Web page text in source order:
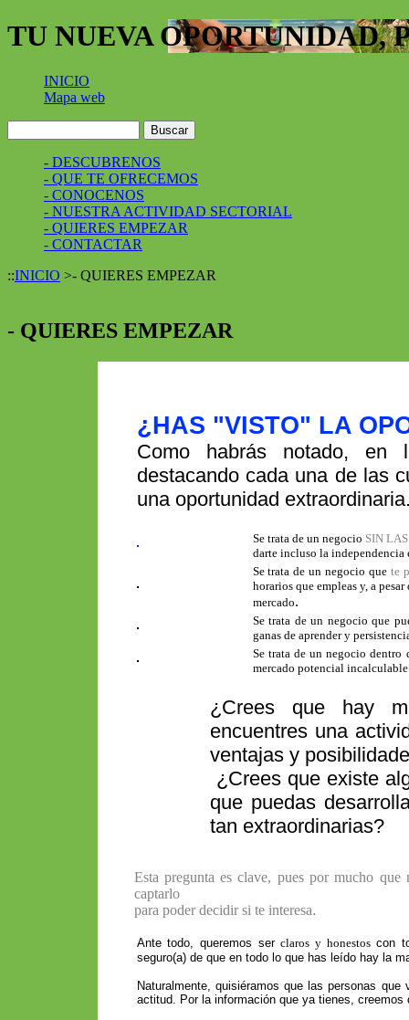
TU NUEVA OPORTUNIDAD,
INICIO
Mapa web
- DESCUBRENOS
- QUE TE OFRECEMOS
- CONOCENOS
- NUESTRA ACTIVIDAD SECTORIAL
- QUIERES EMPEZAR
- CONTACTAR
::INICIO >- QUIERES EMPEZAR
- QUIERES EMPEZAR
¿HAS "VISTO" LA
Como habrás notado, en
destacando cada una de las
una oportunidad
Se trata de un negocio SIN
darte incluso la independencia
Se trata de un negocio quete
horarios que empleas y, a
mercado.
Se trata de un negocio que
ganas de aprender y
Se trata de un negocio dentro
mercado potencial
¿Crees que hay
encuentres una
ventajas y
¿Crees que existe
que puedas
tan extraordinarias?
Esta pregunta es clave, pues por mucho
captarlo
para poder decidir si te interesa.
Ante todo, queremos serclaros y honestoscon
seguro(a) de que en todo lo que has leído hay la
Naturalmente, quisiéramos que las personas
actitud. Por la información que ya tienes, creemos